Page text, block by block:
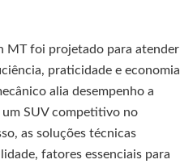
MT foi projetado para atender
praticidade e economia
alia desempenho a
SUV competitivo no
as soluções técnicas
fatores essenciais para